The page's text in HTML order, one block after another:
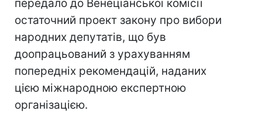
передало до Венеціанської комісії
остаточний проект закону про вибори
народних депутатів, що був
доопрацьований з урахуванням
попередніх рекомендацій, наданих
цією міжнародною експертною
організацією.